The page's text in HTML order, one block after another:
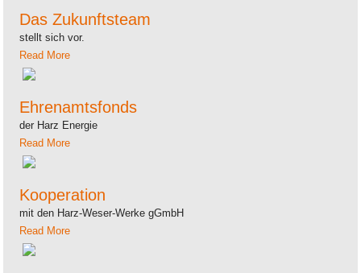
Das Zukunftsteam
stellt sich vor.
Read More
Ehrenamtsfonds
der Harz Energie
Read More
Kooperation
mit den Harz-Weser-Werke gGmbH
Read More